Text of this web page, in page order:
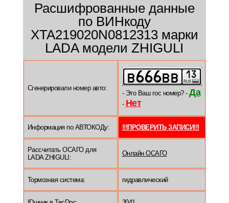
Расшифрованные данные
по ВИНкоду
XTA219020N0812313 марки
LADA модели ZHIGULI
Сгенерировали номер авто:
- Это Ваш гос номер? - Да
- Нет
Информация по АВТОКОДу: !!!ПРОВЕРИТЬ ЗАПИСИ!!!
Рассчитать ОСАГО для
LADA ZHIGULI:
Онлайн ОСАГО
Тормозная система: гидравлический